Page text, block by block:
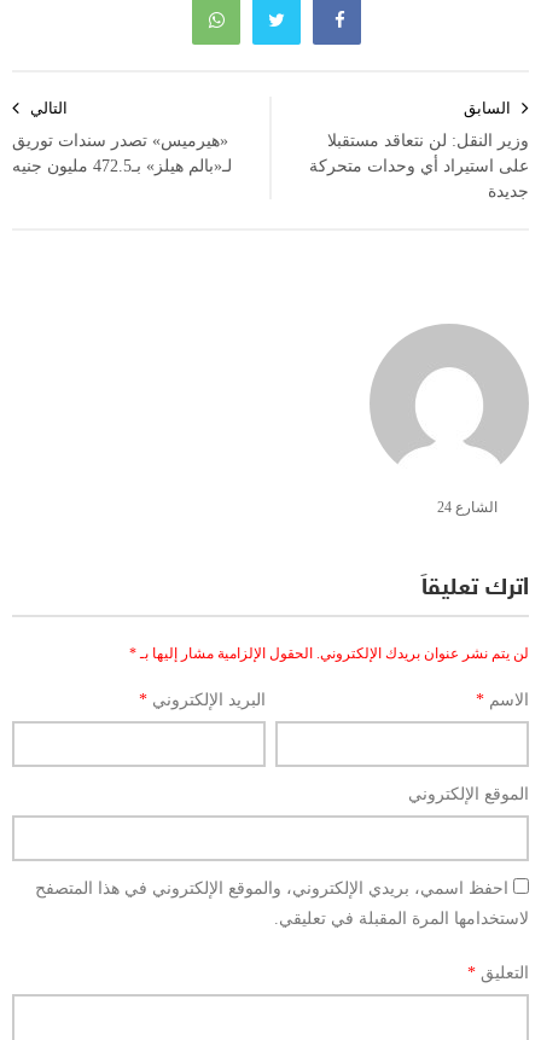
المقالات
السابق
وزير النقل: لن نتعاقد مستقبلا
على استيراد أي وحدات متحركة
جديدة
التالي
«هيرميس» تصدر سندات توريق
لـ«بالم هيلز» بـ472.5 مليون جنيه
الشارع 24
اترك تعليقاً
لن يتم نشر عنوان بريدك الإلكتروني. الحقول الإلزامية مشار إليها بـ*
الاسم * البريد الإلكتروني*
الموقع الإلكتروني
احفظ اسمي، بريدي الإلكتروني، والموقع الإلكتروني في هذا المتصفح
لاستخدامها المرة المقبلة في تعليقي.
التعليق *